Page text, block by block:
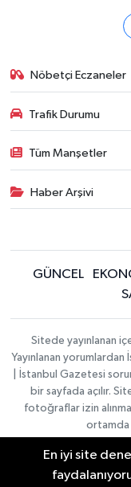
Nöbetçi Eczaneler
Trafik Durumu
Tüm Manşetler
Haber Arşivi
GÜNCEL
Sitede yayınlanan
Yayınlanan
| İstanbul Gazetesi
bir sayfada açılır.
fotoğraflar izin
ortamda
İletişim
Künye
En iyi site